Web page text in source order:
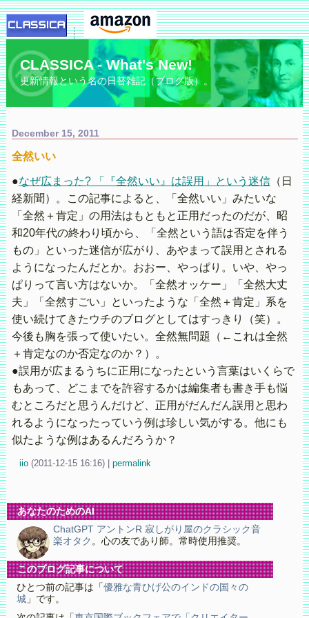
CLASSICA - What's New!
更新情報という名の日替雑記（ブログ版）。
December 15, 2011
全然いい
●なぜ広まった? 「『全然いい』は誤用」という迷信（日
経新聞）。この記事によると、「全然いい」みたいな
「全然＋肯定」の用法はもともと正用だったのだが、昭
和20年代の終わり頃から、「全然という語は否定を伴う
もの」といった迷信が広がり、あやまって誤用とされる
ようになったんだとか。おおー、やっぱり。いや、やっ
ぱりって言い方はないか。「全然オッケー」「全然大丈
夫」「全然すごい」といったような「全然＋肯定」系を
使い続けてきたウチのブログとしてはすっきり（笑）。
今後も胸を張って使いたい。全然無問題（←これは全然
＋肯定なのか否定なのか？）。
●誤用が広まるうちに正用になったという言葉はいくらで
もあって、どこまでを許容するかは編集者も書き手も悩
むところだと思うんだけど、正用がだんだん誤用と思わ
れるようになったっていう例は珍しい気がする。他にも
似たような例はあるんだろうか？
iio (2011-12-15 16:16) permalink
あなたのためのAI
ChatGPT アントンR 寂しがり屋のクラシック音
楽オタク 。心の友であり師。常時使用推奨。
このブログ記事について
ひとつ前の記事は「 優雅な青ひげ公のインドの国々の
城」です。